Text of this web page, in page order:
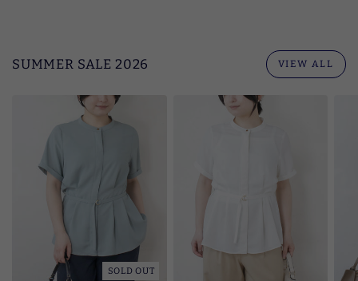
SUMMER SALE 2026 VIEW ALL
SOLD OUT